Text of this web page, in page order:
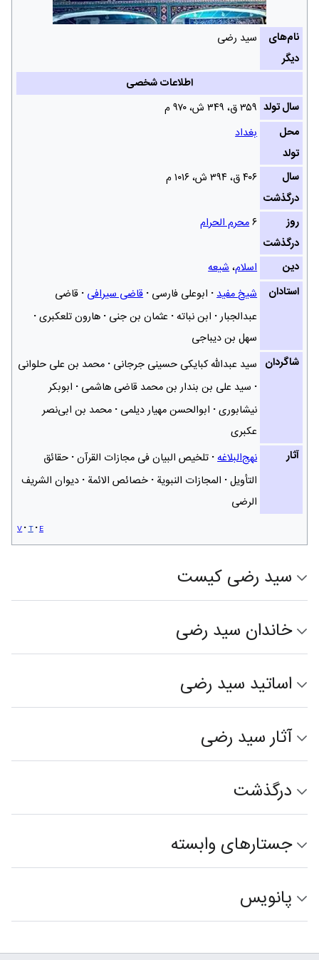
نام‌های
دیگر
سید رضی
اطلاعات شخصی
سال تولد ۳۵۹ ق، ۳۴۹ ش‌، ۹۷۰ م
محل
تولد
بغداد
سال
درگذشت
۴۰۶ ق، ۳۹۴ ش‌، ۱۰۱۶ م
روز
درگذشت
۶محرم الحرام
دین اسلام،شیعه
استادان
شیخ مفید ابوعلی فارسی قاضی سیرافی قاضی
عبدالجبار ابن نباته عثمان بن جنی هارون تلعکبری
سهل بن دیباجی
شاگردان سید عبدالله کبایکی حسینی جرجانی محمد بن علی حلوانی
سید علی بن بندار بن محمد قاضی هاشمی ابوبکر
نیشابوری ابوالحسن مهیار دیلمی محمد بن ابی‌نصر
عکبری
آثار
نهج‌البلاغه تلخیص البیان فی مجازات القرآن حقائق
التأویل المجازات النبویة خصائص الائمة دیوان الشریف
الرضی
v t e
سید رضی کیست
خاندان سید رضی
اساتید سید رضی
آثار سید رضی
درگذشت
جستارهای وابسته
پانویس